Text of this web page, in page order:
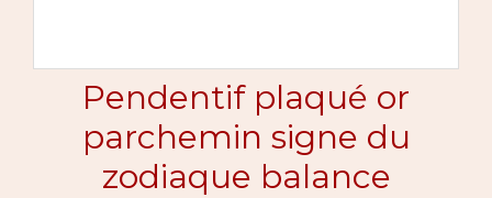
Pendentif plaqué or
parchemin signe du
zodiaque balance